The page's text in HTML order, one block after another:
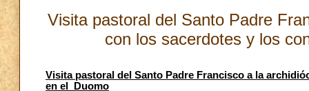
Visita pastoral del Santo Padre
con los sacerdotes y los
Visita pastoral del Santo Padre Francisco a la
en el Duomo